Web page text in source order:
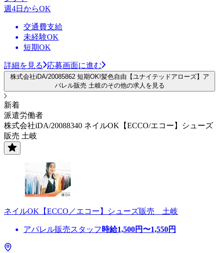
週4日からOK
交通費支給
未経験OK
短期OK
詳細を見る 応募画面に進む
株式会社iDA/20085862 短期OK!髪色自由【ユナイテッドアローズ】ア
パレル販売 土岐のその他の求人を見る
新着
派遣労働者
株式会社iDA/20088340 ネイルOK【ECCO/エコー】シューズ
販売 土岐
ネイルOK【ECCO／エコー】シューズ販売 土岐
アパレル販売スタッフ 時給1,500円〜1,550円